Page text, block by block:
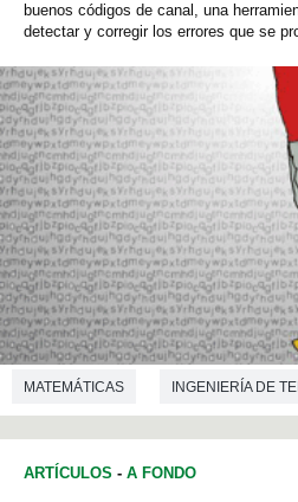
Agenda
English
BUSCAR
buenos códigos de canal, una
detectar y corregir los errores que se
MATEMÁTICAS INGENIERÍA DE
ARTÍCULOS - A FONDO